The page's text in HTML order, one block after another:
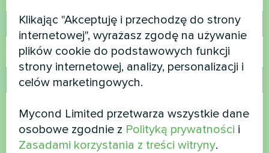
E-mail
Komentarz
Klikając "Akceptuję i przechodzę do strony
internetowej", wyrażasz zgodę na używanie
plików cookie do podstawowych funkcji
strony internetowej, analizy, personalizacji i
celów marketingowych.
Mycond Limited przetwarza wszystkie dane
osobowe zgodnie z Polityką prywatności i
Zasadami korzystania z treści witryny.